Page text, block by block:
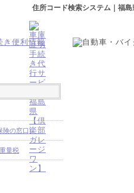
住所コード検索システム｜福島
険の窓口)
量税